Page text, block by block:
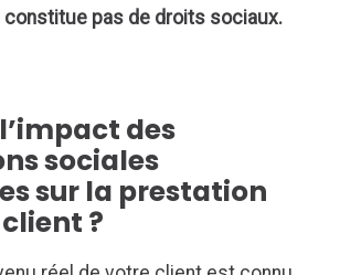
constitue pas de droits sociaux.
des
sociales
sur la prestation
?